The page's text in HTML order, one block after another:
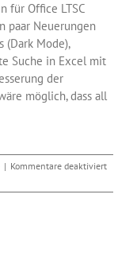
für Office LTSC
paar Neuerungen
Mode),
Suche in Excel mit
der
möglich, dass all
| Kommentare deaktiviertfür
2021